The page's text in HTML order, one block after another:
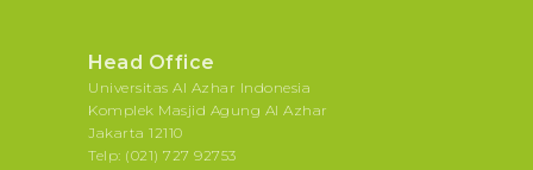
Head Office
Universitas Al Azhar Indonesia
Komplek Masjid Agung Al Azhar
Jakarta 12110
Telp: (021) 727 92753